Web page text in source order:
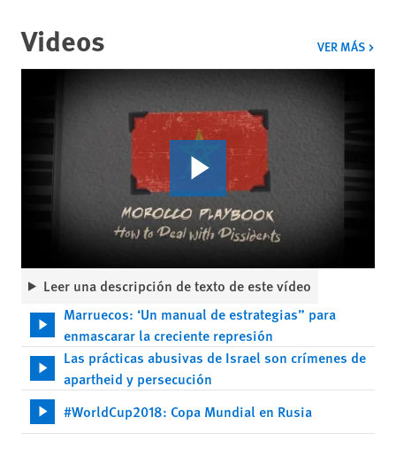
Videos VER MÁS
Leer una descripción de texto de este vídeo
Marruecos: ‘Un manual de estrategias” para
enmascarar la creciente represión
Las prácticas abusivas de Israel son crímenes de
apartheid y persecución
#WorldCup2018: Copa Mundial en Rusia